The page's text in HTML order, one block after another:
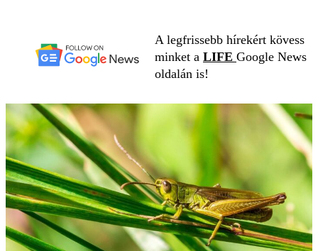
A legfrissebb hírekért kövess
minket a LIFE Google News
oldalán is!